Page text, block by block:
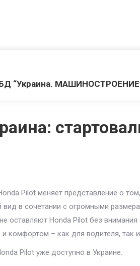
“Украина.
Pilot меняет представление о
вид в сочетании с огромными
оставляют Honda Pilot без
комфортом – как для водителя, так
Pilot уже доступно в Украине.